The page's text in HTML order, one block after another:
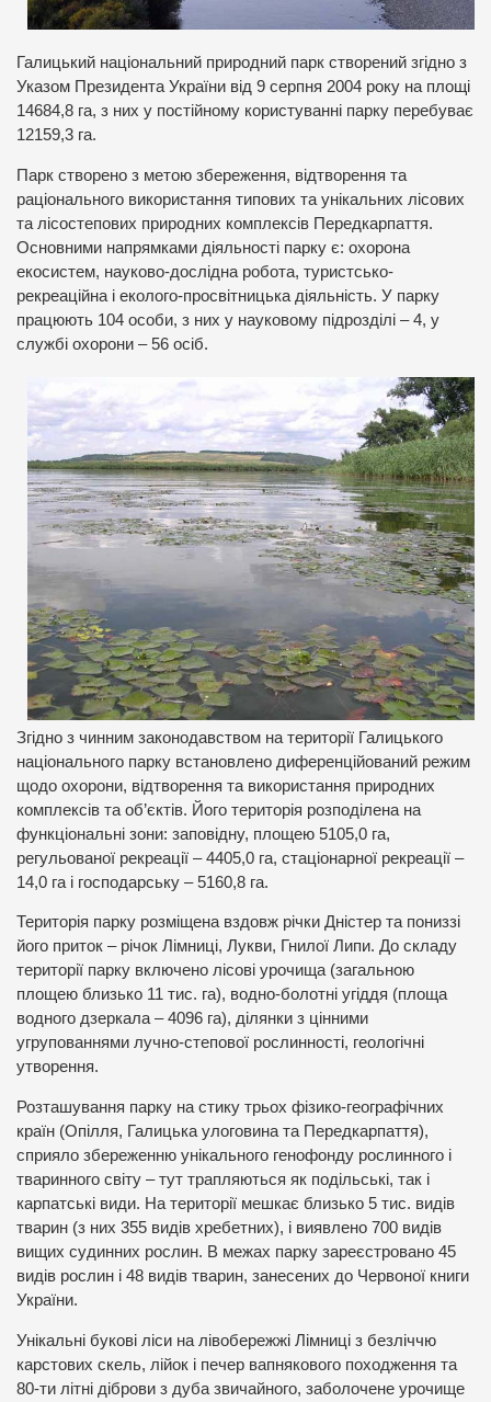
Галицький національний природний парк створений згідно з
Указом Президента України від 9 серпня 2004 року на площі
14684,8 га, з них у постійному користуванні парку перебуває
12159,3 га.
Парк створено з метою збереження, відтворення та
раціонального використання типових та унікальних лісових
та лісостепових природних комплексів Передкарпаття.
Основними напрямками діяльності парку є: охорона
екосистем, науково-дослідна робота, туристсько-
рекреаційна і еколого-просвітницька діяльність. У парку
працюють 104 особи, з них у науковому підрозділі – 4, у
службі охорони – 56 осіб.
Згідно з чинним законодавством на території Галицького
національного парку встановлено диференційований режим
щодо охорони, відтворення та використання природних
комплексів та об’єктів. Його територія розподілена на
функціональні зони: заповідну, площею 5105,0 га,
регульованої рекреації – 4405,0 га, стаціонарної рекреації –
14,0 га і господарську – 5160,8 га.
Територія парку розміщена вздовж річки Дністер та пониззі
його приток – річок Лімниці, Лукви, Гнилої Липи. До складу
території парку включено лісові урочища (загальною
площею близько 11 тис. га), водно-болотні угіддя (площа
водного дзеркала – 4096 га), ділянки з цінними
угрупованнями лучно-степової рослинності, геологічні
утворення.
Розташування парку на стику трьох фізико-географічних
країн (Опілля, Галицька улоговина та Передкарпаття),
сприяло збереженню унікального генофонду рослинного і
тваринного світу – тут трапляються як подільські, так і
карпатські види. На території мешкає близько 5 тис. видів
тварин (з них 355 видів хребетних), і виявлено 700 видів
вищих судинних рослин. В межах парку зареєстровано 45
видів рослин і 48 видів тварин, занесених до Червоної книги
України.
Унікальні букові ліси на лівобережжі Лімниці з безліччю
карстових скель, лійок і печер вапнякового походження та
80-ти літні діброви з дуба звичайного, заболочене урочище